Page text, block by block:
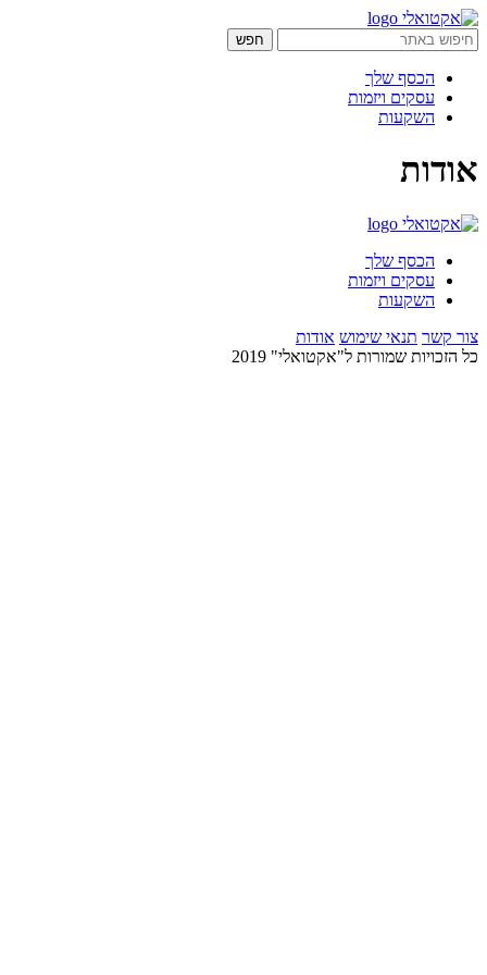
הכסף שלך
עסקים ויזמות
השקעות
אודות
הכסף שלך
עסקים ויזמות
השקעות
צור קשר תנאי שימוש אודות
כל הזכויות שמורות ל"אקטואלי" 2019